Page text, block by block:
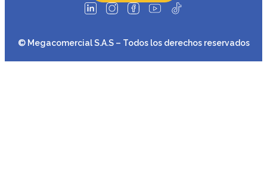
© Megacomercial S.A.S – Todos los derechos reservados